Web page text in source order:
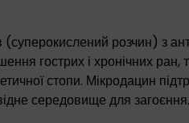
розчин) з
гострих і хронічних ран,
стопи. Мікродацин
середовище для загоєння.